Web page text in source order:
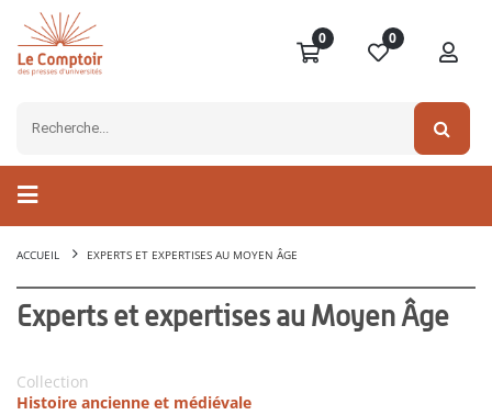
0 0
ACCUEIL EXPERTS ET EXPERTISES AU MOYEN ÂGE
Experts et expertises au Moyen Âge
Collection
Histoire ancienne et médiévale